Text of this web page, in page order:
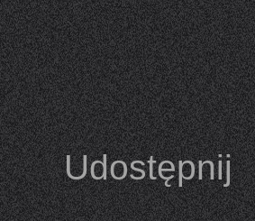
Udostępnij